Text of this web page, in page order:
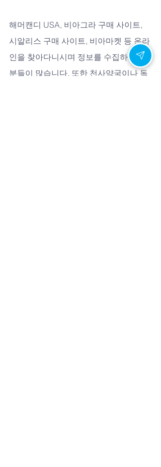
해머캔디 USA, 비아그라 구매 사이트,
시알리스 구매 사이트, 비아마켓 등 온라
인을 찾아다니시며 정보를 수집하시는
분들이 많습니다. 또한 천사약국이나 독